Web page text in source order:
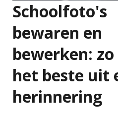
Schoolfoto's
bewaren en
bewerken:
het beste uit
herinnering